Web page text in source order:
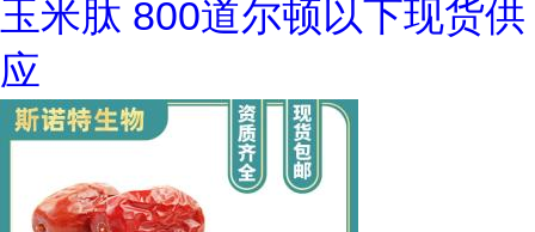
玉米肽 800道尔顿以下现货供
应